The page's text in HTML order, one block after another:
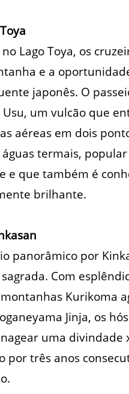
Lago Toya, os
e a
japonês. O
um vulcão que
aéreas em dois
águas termais,
e que também é
brilhante.
panorâmico por
Com
Kurikoma
Jinja, os
uma
por três anos